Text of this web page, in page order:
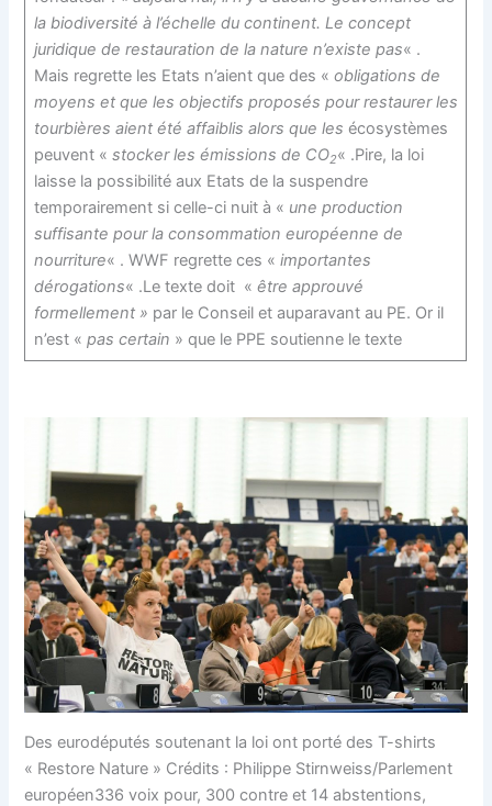
la biodiversité à l’échelle du continent. Le concept
juridique de restauration de la nature n’existe pas« .
Mais regrette les Etats n’aient que des « obligations de
moyens et que les objectifs proposés pour restaurer les
tourbières aient été affaiblis alors que les écosystèmes
peuvent « stocker les émissions de CO2« .Pire, la loi
laisse la possibilité aux Etats de la suspendre
temporairement si celle-ci nuit à « une production
suffisante pour la consommation européenne de
nourriture« . WWF regrette ces « importantes
dérogations« .Le texte doit « être approuvé
formellement » par le Conseil et auparavant au PE. Or il
n’est « pas certain » que le PPE soutienne le texte
Des eurodéputés soutenant la loi ont porté des T-shirts
« Restore Nature » Crédits : Philippe Stirnweiss/Parlement
européen336 voix pour, 300 contre et 14 abstentions,